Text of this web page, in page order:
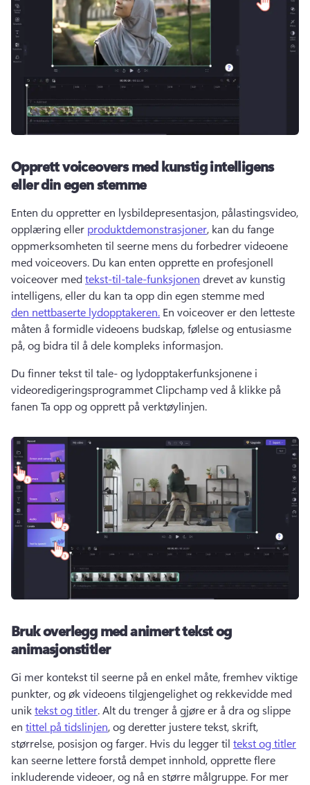
Opprett voiceovers med kunstig intelligens
eller din egen stemme
Enten du oppretter en lysbildepresentasjon, pålastingsvideo,
opplæring eller produktdemonstrasjoner, kan du fange
oppmerksomheten til seerne mens du forbedrer videoene
med voiceovers. Du kan enten opprette en profesjonell
voiceover med tekst-til-tale-funksjonen drevet av kunstig
intelligens, eller du kan ta opp din egen stemme med
den nettbaserte lydopptakeren. En voiceover er den letteste
måten å formidle videoens budskap, følelse og entusiasme
på, og bidra til å dele kompleks informasjon.
Du finner tekst til tale- og lydopptakerfunksjonene i
videoredigeringsprogrammet Clipchamp ved å klikke på
fanen Ta opp og opprett på verktøylinjen.
Bruk overlegg med animert tekst og
animasjonstitler
Gi mer kontekst til seerne på en enkel måte, fremhev viktige
punkter, og øk videoens tilgjengelighet og rekkevidde med
unik tekst og titler. Alt du trenger å gjøre er å dra og slippe
en tittel på tidslinjen, og deretter justere tekst, skrift,
størrelse, posisjon og farger. Hvis du legger til tekst og titler
kan seerne lettere forstå dempet innhold, opprette flere
inkluderende videoer, og nå en større målgruppe. For mer